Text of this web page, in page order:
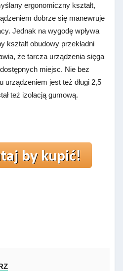
ergonomiczny kształt,
dobrze się manewruje
Jednak na wygodę wpływa
kształt obudowy przekładni
że tarcza urządzenia sięga
miejsc. Nie bez
urządzeniem jest też długi 2,5
też izolacją gumową.